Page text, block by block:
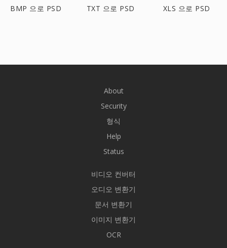
BMP 으로 PSD TXT 으로 PSD XLS 으로 PSD
About
Security
형식
Help
Status
비디오 컨버터
오디오 변환기
문서 변환기
이미지 변환기
OCR